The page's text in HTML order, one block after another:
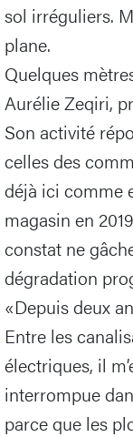
sol irréguliers.
plane.
Quelques
Aurélie Zeqiri,
Son activité
celles des
déjà ici comme
magasin en
constat ne
dégradation
«Depuis deux
Entre les
électriques, il
interrompue
parce que les